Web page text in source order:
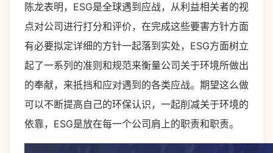
陈龙表明，ESG是全球遇到应战，从利益相关者的视
点对公司进行打分和评价，在完成这些要害方针方面
有必要拟定详细的方针一起落到实处，ESG方面树立
起了一系列的准则和规范来衡量公司关于环境所做出
的奉献，来抵挡和应对遇到的各类应战。期望这么做
可以不断提高自己的环保认识，一起削减关于环境的
依靠，ESG是放在每一个公司肩上的职责和职责。